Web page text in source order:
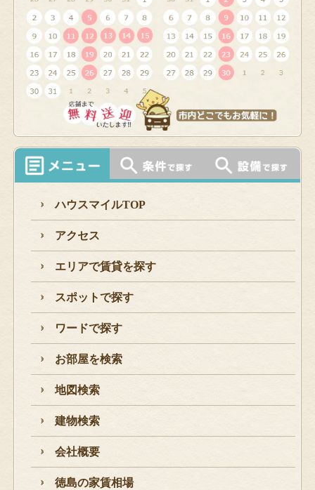
ハウスマイルTOP
アクセス
エリアで賃貸を探す
スポットで探す
ワードで探す
お部屋を検索
地図検索
建物検索
会社概要
徳島の家賃相場